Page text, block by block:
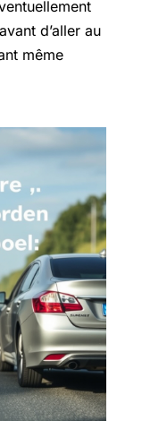
d’aller au
même